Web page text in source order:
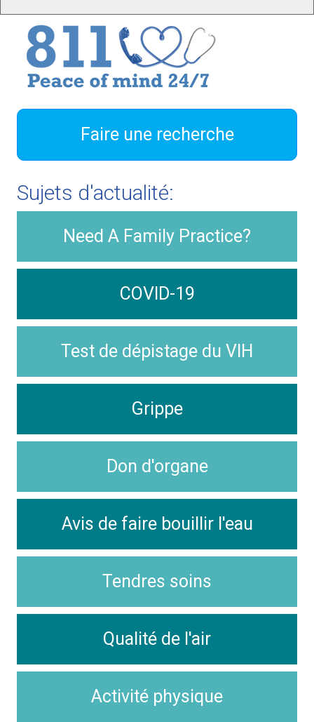
Faire une recherche
Sujets d'actualité:
Need A Family Practice?
COVID-19
Test de dépistage du VIH
Grippe
Don d'organe
Avis de faire bouillir l'eau
Tendres soins
Qualité de l'air
Activité physique